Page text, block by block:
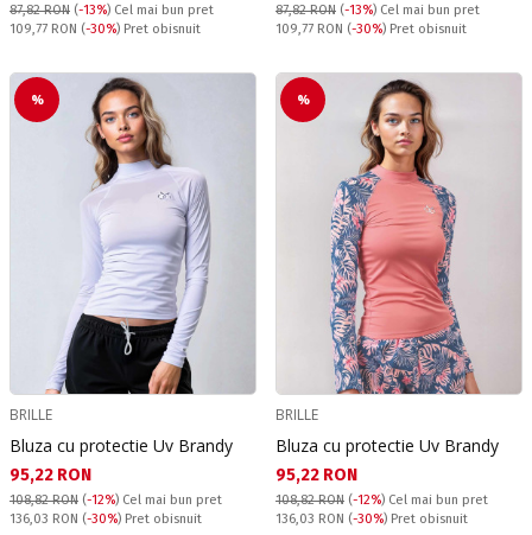
87,82 RON (-13%) Cel mai bun pret
Pret obisnuit:
109,77 RON (-30%) Pret obisnuit
87,82 RON (-13%) Cel mai bun pret
Pret obisnuit:
109,77 RON (-30%) Pret obisnuit
%
BRILLE
Bluza cu protectie Uv Brandy
Текуща цена:
95,22 RON
108,82 RON (-12%) Cel mai bun pret
Pret obisnuit:
136,03 RON (-30%) Pret obisnuit
%
BRILLE
Bluza cu protectie Uv Brandy
Текуща цена:
95,22 RON
108,82 RON (-12%) Cel mai bun pret
Pret obisnuit:
136,03 RON (-30%) Pret obisnuit